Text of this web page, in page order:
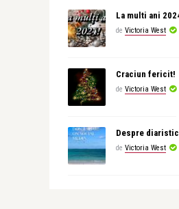
La multi ani
de Victoria West
Craciun fericit!
de Victoria West
Despre
de Victoria West